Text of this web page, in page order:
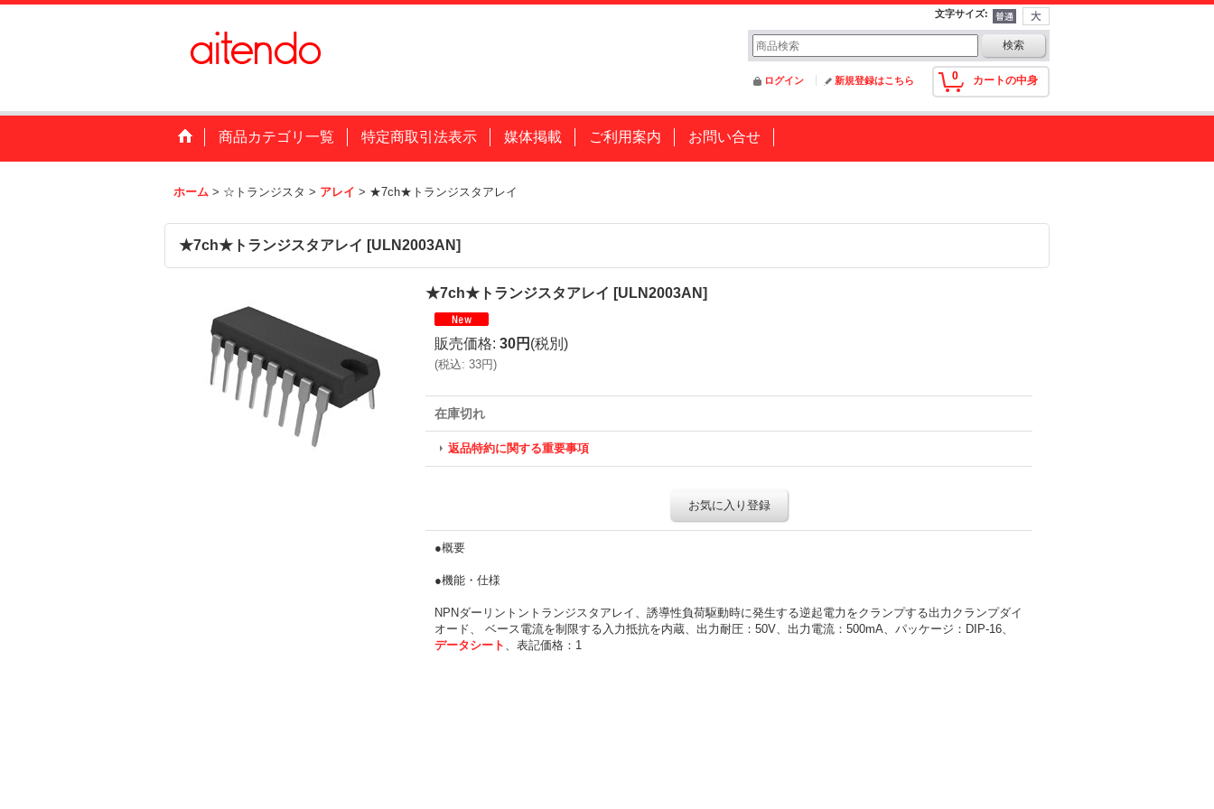
文字サイズ:
0 カートの中身
ログイン 新規登録はこちら
商品カテゴリ一覧 特定商取引法表示 媒体掲載 ご利用案内 お問い合せ
ホーム > ☆トランジスタ > アレイ > ★7ch★トランジスタアレイ
★7ch★トランジスタアレイ [ULN2003AN]
★7ch★トランジスタアレイ [ULN2003AN]
販売価格: 30円 (税別)
(税込: 33円)
在庫切れ
返品特約に関する重要事項
お気に入り登録
●概要
●機能・仕様
NPNダーリントントランジスタアレイ、誘導性負荷駆動時に発生する逆起電力をクランプする出力クランプダイ
オード、 ベース電流を制限する入力抵抗を内蔵、出力耐圧：50V、出力電流：500mA、パッケージ：DIP-16、
データシート 、表記価格：1